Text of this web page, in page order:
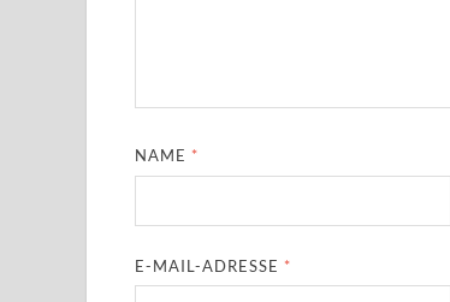
NAME *
E-MAIL-ADRESSE *